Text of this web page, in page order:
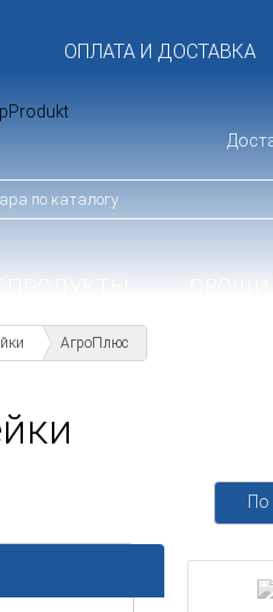
ОПЛАТА И ДОСТАВКА
АгроПлюс
По